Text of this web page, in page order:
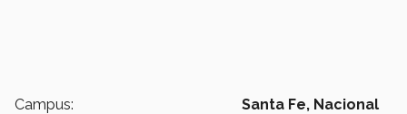
Campus: Santa Fe, Nacional